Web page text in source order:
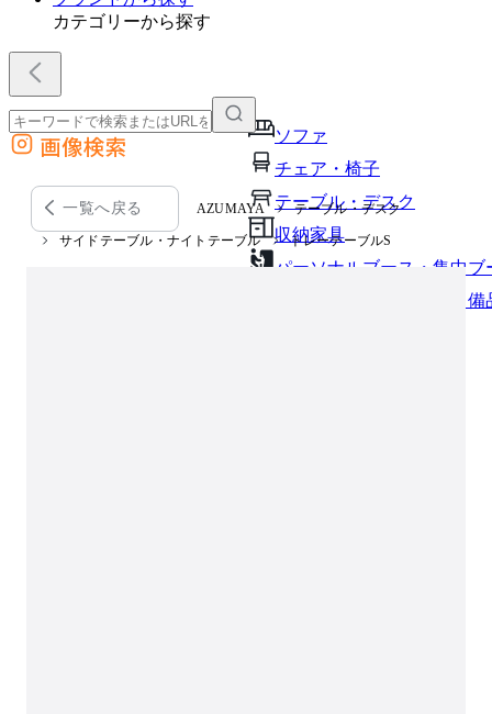
カテゴリーから探す
ソファ
チェア・椅子
テーブル・デスク
収納家具
パーソナルブース・集中ブ
オフィスアクセサリー・備
外部サイトの商品をカートに追加
他のサイトで見つけた商品ページのURLを貼り付けて、カートに追加できます
画像検索
一覧へ戻る AZUMAYA テーブル・デスク
サイドテーブル・ナイトテーブル トレーテーブルS